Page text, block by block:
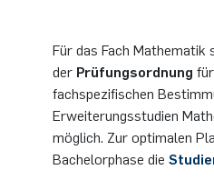
Für das Fach Mathematik
der Prüfungsordnung
fachspezifischen
Erweiterungsstudien
möglich. Zur optimalen
Bachelorphase die